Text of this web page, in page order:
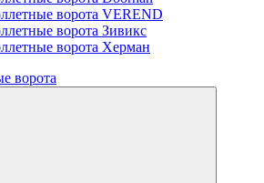
ворота VEREND
ворота Зивикс
ворота Херман
ворота